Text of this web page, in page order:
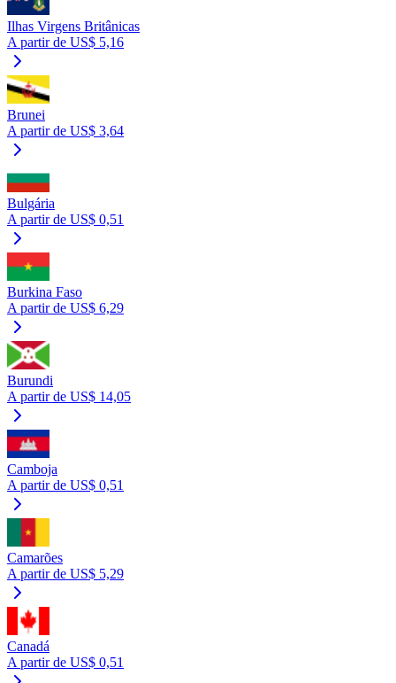
Ilhas Virgens Britânicas
A partir de US$ 5,16
Brunei
A partir de US$ 3,64
Bulgária
A partir de US$ 0,51
Burkina Faso
A partir de US$ 6,29
Burundi
A partir de US$ 14,05
Camboja
A partir de US$ 0,51
Camarões
A partir de US$ 5,29
Canadá
A partir de US$ 0,51